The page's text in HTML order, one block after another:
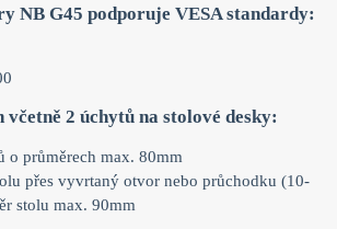
NB G45 podporuje VESA standardy:
2 úchytů na stolové desky:
o průměrech max. 80mm
přes vyvrtaný otvor nebo průchodku (10-
stolu max. 90mm